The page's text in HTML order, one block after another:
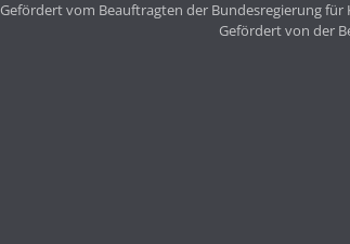
Gefördert vom Beauftragten der Bundesregierung
Gefördert von der